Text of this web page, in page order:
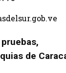
de